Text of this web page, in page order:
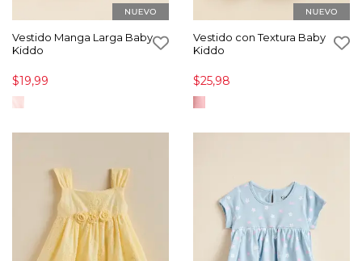
Vestido Manga Larga Baby
Kiddo
$19,99
Vestido con Textura Baby
Kiddo
$25,98